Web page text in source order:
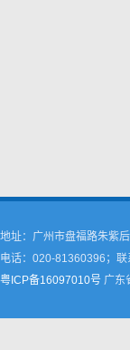
地址：广州市盘福路朱紫
电话：020-81360396；
粤ICP备16097010号 广东